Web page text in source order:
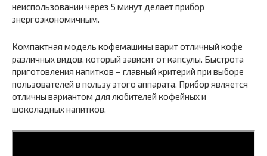
неиспользовании через 5 минут делает прибор
энергоэкономичным.
Компактная модель кофемашины варит отличный кофе
различных видов, который зависит от капсулы. Быстрота
приготовления напитков – главный критерий при выборе
пользователей в пользу этого аппарата. Прибор является
отличны вариантом для любителей кофейных и
шоколадных напитков.